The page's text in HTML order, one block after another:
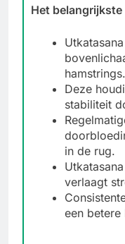
Het belangrijkste
hamstrings.
Deze
stabiliteit
in de rug.
verlaagt
een betere